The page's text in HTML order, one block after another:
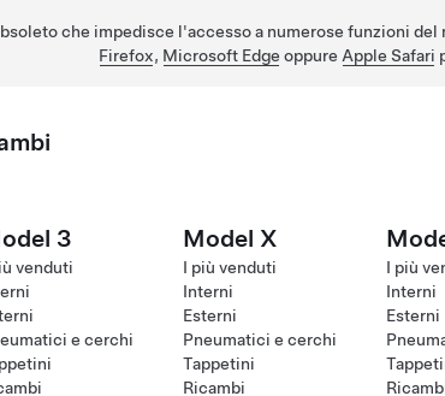
che impedisce l'accesso a numerose funzioni
Firefox, Microsoft Edge oppure Apple Safari
3
venduti
e cerchi
Model X
I più venduti
Interni
Esterni
Pneumatici e cerchi
Tappetini
Ricambi
I più
Interni
Esterni